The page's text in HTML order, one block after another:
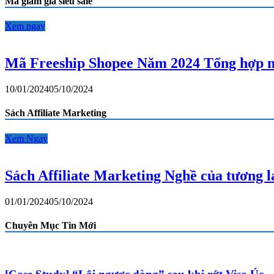
mã
phí
Shopee
mới
Xem ngay
Mã Freeship Shopee Năm 2024 Tổng hợp
10/01/202405/10/2024
Sách Affiliate Marketing
Xem Ngay
Sách Affiliate Marketing Nghề của tương
01/01/202405/10/2024
Chuyên Mục Tin Mới